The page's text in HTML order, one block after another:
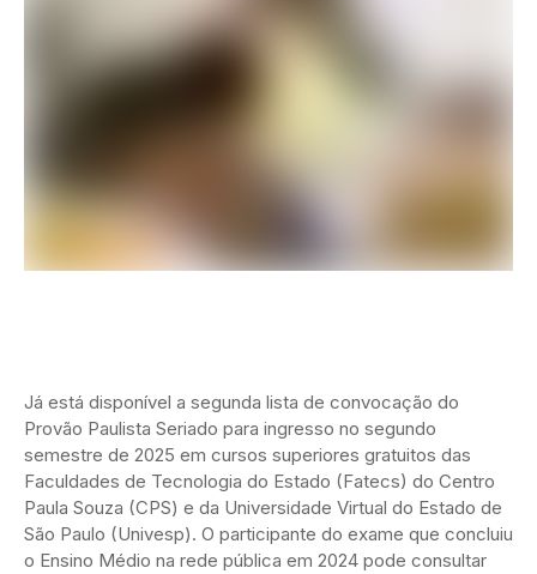
Já está disponível a segunda lista de convocação do
Provão Paulista Seriado para ingresso no segundo
semestre de 2025 em cursos superiores gratuitos das
Faculdades de Tecnologia do Estado (Fatecs) do Centro
Paula Souza (CPS) e da Universidade Virtual do Estado de
São Paulo (Univesp). O participante do exame que concluiu
o Ensino Médio na rede pública em 2024 pode consultar